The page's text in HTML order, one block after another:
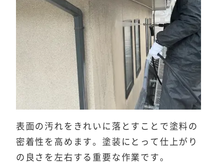
表面の汚れをきれいに落とすことで塗料の
密着性を高めます。塗装にとって仕上がり
の良さを左右する重要な作業です。